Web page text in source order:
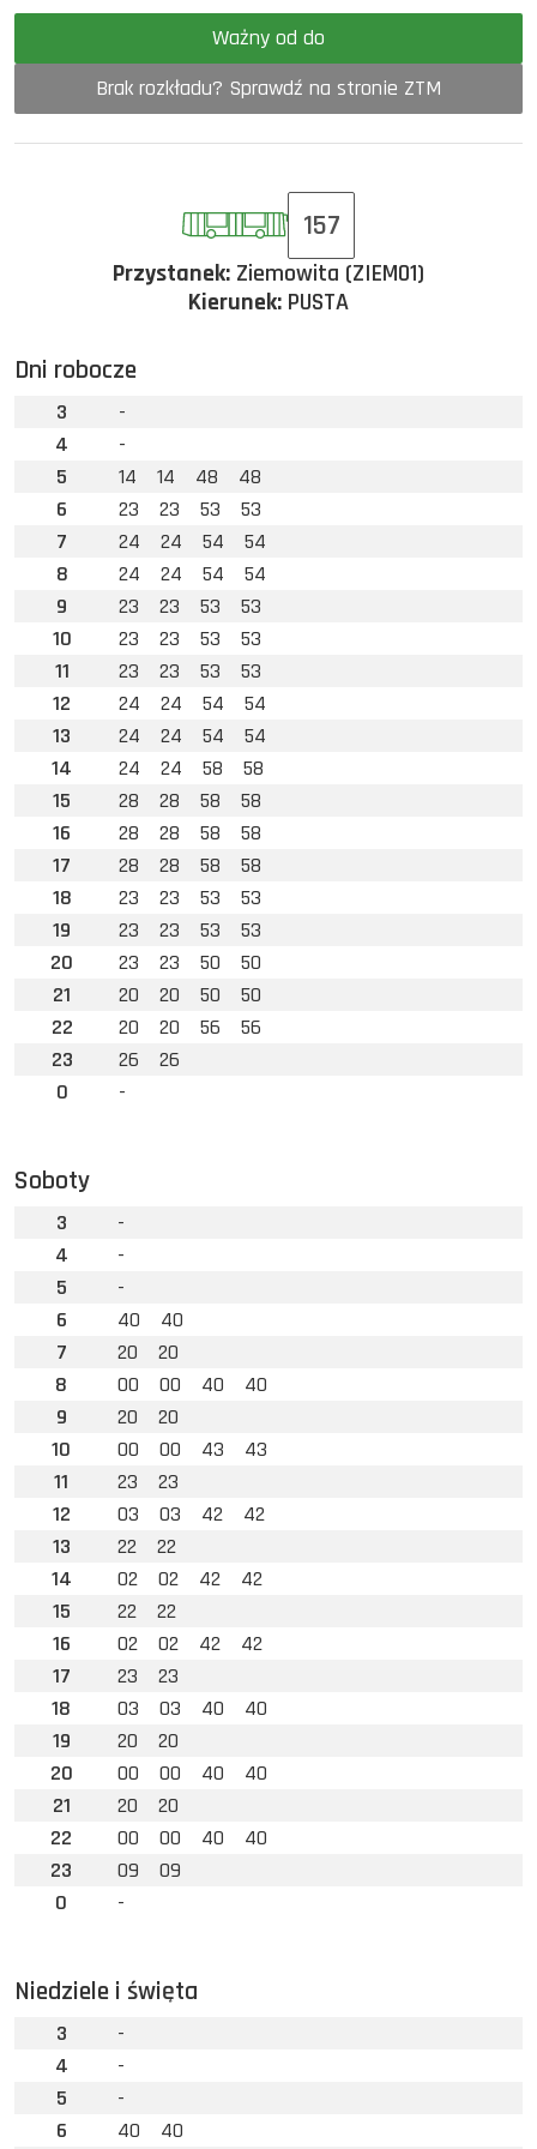
Ważny od do
Brak rozkładu? Sprawdź na stronie ZTM
157
Przystanek: Ziemowita (ZIEM01)
Kierunek: PUSTA
Dni robocze
3
-
4
-
5
14 14 48
48
6
23 23 53
53
7
24 24 54
54
8
24 24 54
54
9
23 23 53
53
10
23 23 53
53
11
23 23 53
53
12
24 24 54
54
13
24 24 54
54
14
24 24 58
58
15
28 28 58
58
16
28 28 58
58
17
28 28 58
58
18
23 23 53
53
19
23 23 53
53
20
23 23 50
50
21
20 20 50
50
22
20 20 56
56
23
26
26
0
-
Soboty
3
-
4
-
5
-
6
40
40
7
20
20
8
00 00 40
40
9
20
20
10
00 00 43
43
11
23
23
12
03 03 42
42
13
22
22
14
02 02 42
42
15
22
22
16
02 02 42
42
17
23
23
18
03 03 40
40
19
20
20
20
00 00 40
40
21
20
20
22
00 00 40
40
23
09
09
0
-
Niedziele i święta
3
-
4
-
5
-
6
40 40